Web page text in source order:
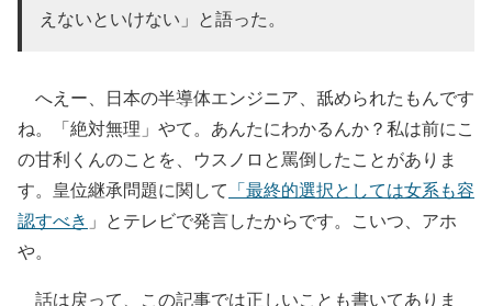
えないといけない」と語った。
へえー、日本の半導体エンジニア、舐められたもんです
ね。「絶対無理」やて。あんたにわかるんか？私は前にこ
の甘利くんのことを、ウスノロと罵倒したことがありま
す。皇位継承問題に関して 「最終的選択としては女系も容
認すべき 」とテレビで発言したからです。こいつ、アホ
や。
話は戻って、この記事では正しいことも書いてありま